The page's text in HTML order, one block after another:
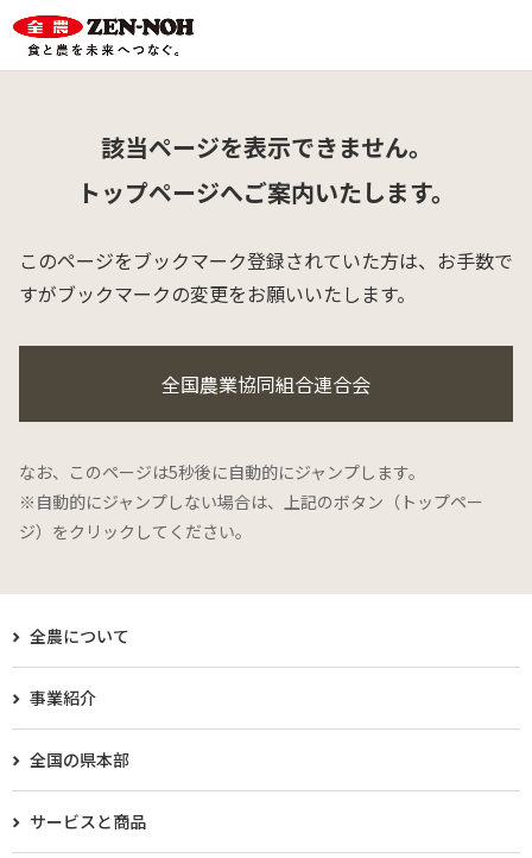
該当ページを表示できません。
トップページへご案内いたします。
このページをブックマーク登録されていた方は、 お手数で
すがブックマークの変更をお願いいたします。
全国農業協同組合連合会
なお、このページは5秒後に自動的にジャンプします。
※自動的にジャンプしない場合は、上記のボタン（トップペー
ジ）をクリックしてください。
全農について
事業紹介
全国の県本部
サービスと商品